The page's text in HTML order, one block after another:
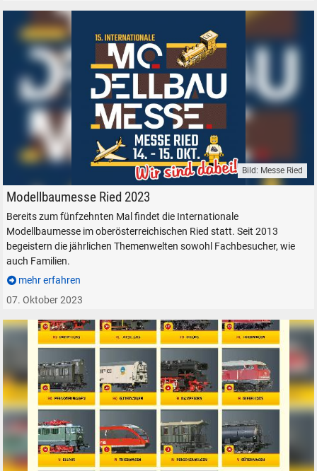
Modellbaumesse Ried Modelleisenbahnen Ried Österreich
Bild: Messe Ried
Modellbaumesse Ried 2023
Bereits zum fünfzehnten Mal findet die Internationale
Modellbaumesse im oberösterreichischen Ried statt. Seit 2013
begeistern die jährlichen Themenwelten sowohl Fachbesucher, wie
auch Familien.
mehr erfahren
07. Oktober 2023
SUCHEN
Durchsuchen
alles
Suche ...
suchen Abbrechen